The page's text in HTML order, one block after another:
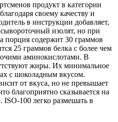
продукт в категории
своему качеству и
в инструкции добавляет,
изолят, но при
порция содержит 30 граммов
25 граммов белка с более чем
аминокислотами. В
жиры. Их минимальное
с шоколадным вкусом.
от вкуса, но не превышает
благоприятно сказывается на
100 легко размешать в